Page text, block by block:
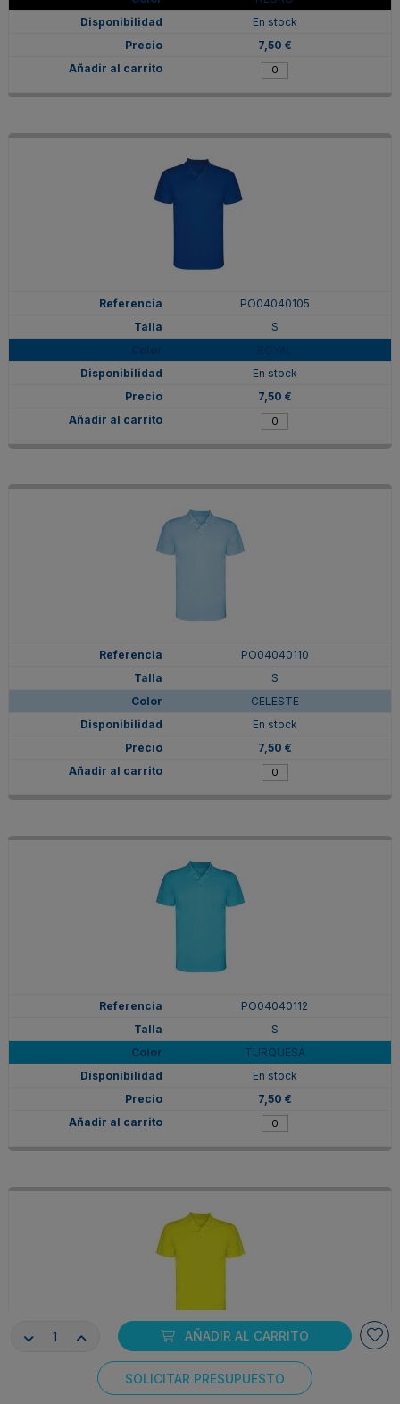
AÑADIR AL CARRITO
SOLICITAR PRESUPUESTO
En stock
7,50 €
PO04040105
S
En stock
7,50 €
PO04040110
S
CELESTE
En stock
7,50 €
PO04040112
S
TURQUESA
En stock
7,50 €
S
Consentimiento de cookies